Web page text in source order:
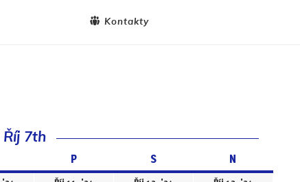
Kontakty
7th
PPátek SSobota N